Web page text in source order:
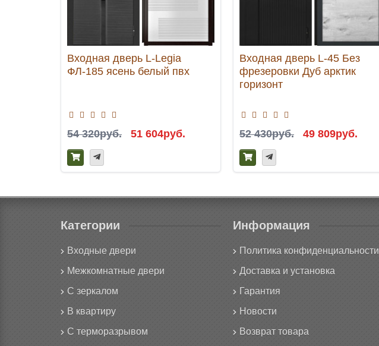
Входная дверь L-Legia
ФЛ-185 ясень белый пвх
54 320руб. 51 604руб.
Входная дверь L-45 Без
фрезеровки Дуб арктик
горизонт
52 430руб. 49 809руб.
Категории
Входные двери
Межкомнатные двери
С зеркалом
В квартиру
С терморазрывом
Информация
Политика конфиденциальности
Доставка и установка
Гарантия
Новости
Возврат товара